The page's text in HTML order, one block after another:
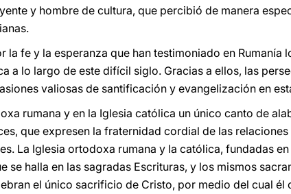
y hombre de cultura, que percibió de manera
la fe y la esperanza que han testimoniado en Rumanía
a lo largo de este difícil siglo. Gracias a ellos, las
valiosas de santificación y evangelización en
rumana y en la Iglesia católica un único canto de
que expresen la fraternidad cordial de las
La Iglesia ortodoxa rumana y la católica, fundadas
se halla en las sagradas Escrituras, y los mismos
el único sacrificio de Cristo, por medio del cual él